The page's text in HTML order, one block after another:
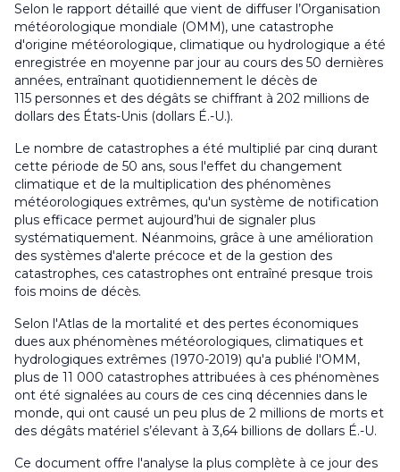
Selon le rapport détaillé que vient de diffuser l’Organisation
météorologique mondiale (OMM), une catastrophe
d'origine météorologique, climatique ou hydrologique a été
enregistrée en moyenne par jour au cours des 50 dernières
années, entraînant quotidiennement le décès de
115 personnes et des dégâts se chiffrant à 202 millions de
dollars des États-Unis (dollars É.-U.).
Le nombre de catastrophes a été multiplié par cinq durant
cette période de 50 ans, sous l'effet du changement
climatique et de la multiplication des phénomènes
météorologiques extrêmes, qu'un système de notification
plus efficace permet aujourd’hui de signaler plus
systématiquement. Néanmoins, grâce à une amélioration
des systèmes d'alerte précoce et de la gestion des
catastrophes, ces catastrophes ont entraîné presque trois
fois moins de décès.
Selon l'Atlas de la mortalité et des pertes économiques
dues aux phénomènes météorologiques, climatiques et
hydrologiques extrêmes (1970-2019) qu'a publié l'OMM,
plus de 11 000 catastrophes attribuées à ces phénomènes
ont été signalées au cours de ces cinq décennies dans le
monde, qui ont causé un peu plus de 2 millions de morts et
des dégâts matériel s’élevant à 3,64 billions de dollars É.-U.
Ce document offre l'analyse la plus complète à ce jour des